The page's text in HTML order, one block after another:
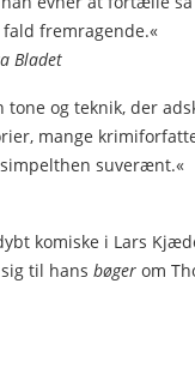
fremragende.«
Bladet
og teknik, der
mange
suverænt.«
komiske i Lars
til hans bøger om